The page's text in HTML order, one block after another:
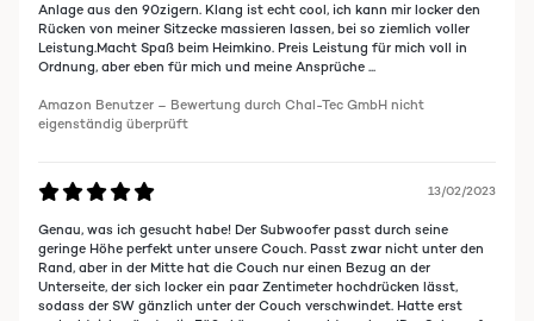
Anlage aus den 90zigern. Klang ist echt cool, ich kann mir locker den
Rücken von meiner Sitzecke massieren lassen, bei so ziemlich voller
Leistung.Macht Spaß beim Heimkino. Preis Leistung für mich voll in
Ordnung, aber eben für mich und meine Ansprüche ...
Amazon Benutzer – Bewertung durch Chal-Tec GmbH nicht
eigenständig überprüft
13/02/2023
Genau, was ich gesucht habe! Der Subwoofer passt durch seine
geringe Höhe perfekt unter unsere Couch. Passt zwar nicht unter den
Rand, aber in der Mitte hat die Couch nur einen Bezug an der
Unterseite, der sich locker ein paar Zentimeter hochdrücken lässt,
sodass der SW gänzlich unter der Couch verschwindet. Hatte erst